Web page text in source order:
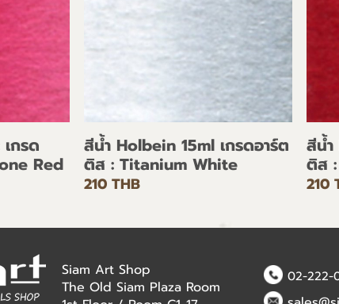
กรด
Red
สีน้ำ Holbein 15ml เกรดอาร์ต
ติส : Titanium White
210 THB
สีน้ำ
ติส
210
Siam Art Shop
The Old Siam Plaza Room
02-222-